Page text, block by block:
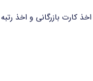
بازرگانی و اخذ رتبه بندی در